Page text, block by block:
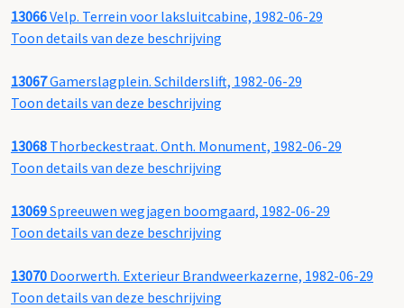
13066Velp. Terrein voor laksluitcabine, 1982-06-29
Toon details van deze beschrijving
13067Gamerslagplein. Schilderslift, 1982-06-29
Toon details van deze beschrijving
13068 Thorbeckestraat. Onth. Monument, 1982-06-29
Toon details van deze beschrijving
13069Spreeuwen wegjagen boomgaard, 1982-06-29
Toon details van deze beschrijving
13070 Doorwerth. Exterieur Brandweerkazerne, 1982-06-29
Toon details van deze beschrijving